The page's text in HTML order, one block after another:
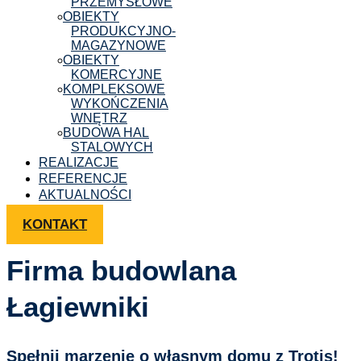
OBIEKTY
PRODUKCYJNO-
MAGAZYNOWE
OBIEKTY
KOMERCYJNE
KOMPLEKSOWE
WYKOŃCZENIA
WNĘTRZ
BUDOWA HAL
STALOWYCH
REALIZACJE
REFERENCJE
AKTUALNOŚCI
KONTAKT
Firma budowlana
Łagiewniki
Spełnij marzenie o własnym domu z Trotis!